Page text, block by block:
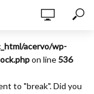
to "break". Did you
acervo/wp-
on line536
to "break". Did you